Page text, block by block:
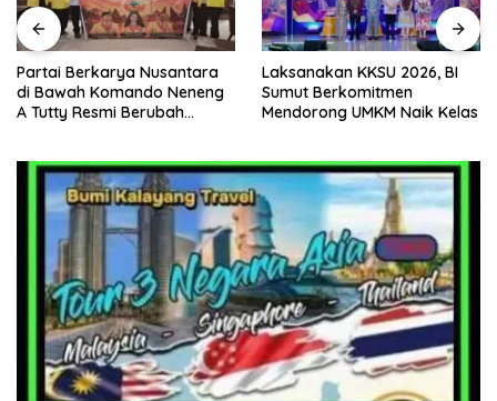
Partai Berkarya Nusantara
di Bawah Komando Neneng
A Tutty Resmi Berubah
Laksanakan KKSU 2026, BI
Sumut Berkomitmen
Mendorong UMKM Naik Kelas